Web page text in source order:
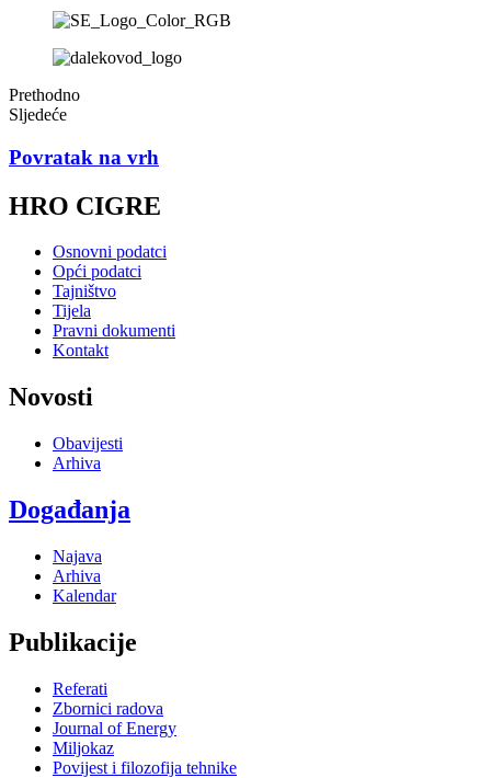
Prethodno
Sljedeće
Povratak na vrh
HRO CIGRE
Osnovni podatci
Opći podatci
Tajništvo
Tijela
Pravni dokumenti
Kontakt
Novosti
Obavijesti
Arhiva
Događanja
Najava
Arhiva
Kalendar
Publikacije
Referati
Zbornici radova
Journal of Energy
Miljokaz
Povijest i filozofija tehnike